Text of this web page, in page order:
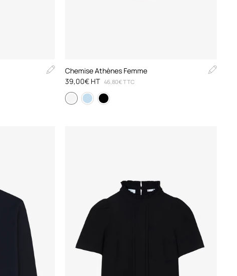
Chemise Athènes Femme
39,00€ HT 46,80€ TTC